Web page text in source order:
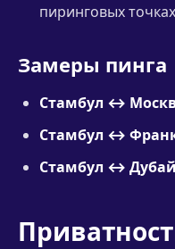
пиринговых
Замеры пинга
Стамбул ↔
Стамбул ↔
Стамбул ↔